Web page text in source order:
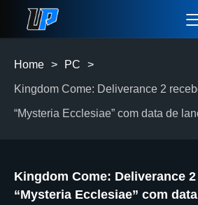
Home > PC >
Kingdom Come: Deliverance 2
“Mysteria Ecclesiae” com data de
Kingdom Come: Deliverance
“Mysteria Ecclesiae” com